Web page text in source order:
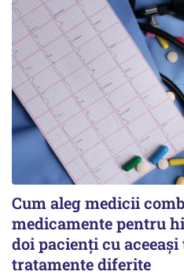
Cum aleg medicii
medicamente pentru
doi pacienți cu
tratamente diferite